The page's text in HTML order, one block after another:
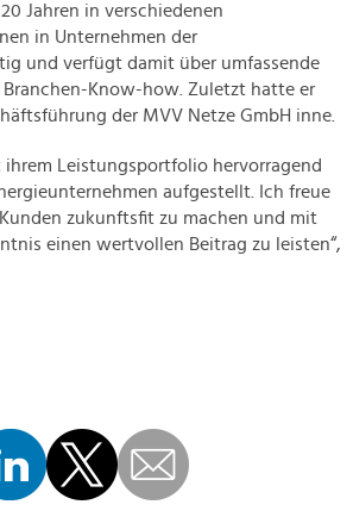
Jahren in verschiedenen
in Unternehmen der
und verfügt damit über umfassende
Branchen-Know-how. Zuletzt hatte er
der MVV Netze GmbH inne.
Leistungsportfolio hervorragend
aufgestellt. Ich freue
zukunftsfit zu machen und mit
einen wertvollen Beitrag zu leisten“,